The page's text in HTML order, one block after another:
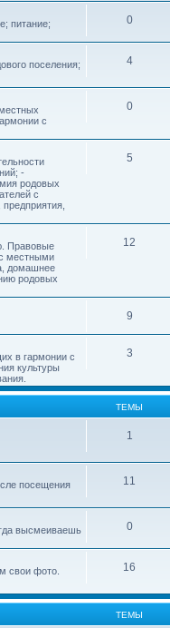
питание;
0
поселения;
4
с
0
-
родовых
с
5
Правовые
местными
домашнее
родовых
12
9
в гармонии с
культуры
3
ТЕМЫ
1
посещения
11
высмеиваешь
0
свои фото. 16
ТЕМЫ